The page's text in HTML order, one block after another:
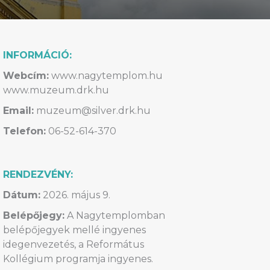
INFORMÁCIÓ:
Webcím: www.nagytemplom.hu
www.muzeum.drk.hu
Email: muzeum@silver.drk.hu
Telefon: 06-52-614-370
RENDEZVÉNY:
Dátum: 2026. május 9.
Belépőjegy: A Nagytemplomban
belépőjegyek mellé ingyenes
idegenvezetés, a Református
Kollégium programja ingyenes.